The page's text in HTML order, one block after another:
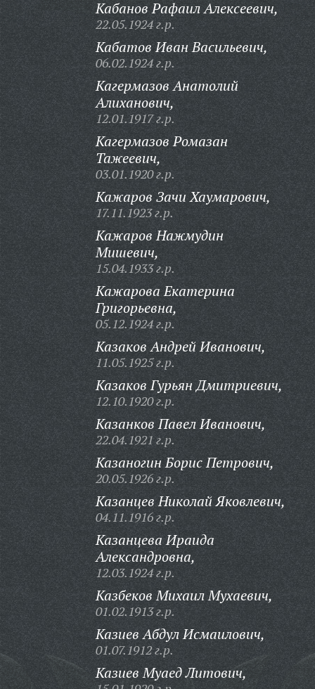
Кабанов Рафаил Алексеевич,
22.05.1924 г.р.
Кабатов Иван Васильевич,
06.02.1924 г.р.
Кагермазов Анатолий
Алиханович,
12.01.1917 г.р.
Кагермазов Ромазан
Тажеевич,
03.01.1920 г.р.
Кажаров Зачи Хаумарович,
17.11.1923 г.р.
Кажаров Нажмудин
Мишевич,
15.04.1933 г.р.
Кажарова Екатерина
Григорьевна,
05.12.1924 г.р.
Казаков Андрей Иванович,
11.05.1925 г.р.
Казаков Гурьян Дмитриевич,
12.10.1920 г.р.
Казанков Павел Иванович,
22.04.1921 г.р.
Казаногин Борис Петрович,
20.05.1926 г.р.
Казанцев Николай Яковлевич,
04.11.1916 г.р.
Казанцева Ираида
Александровна,
12.03.1924 г.р.
Казбеков Михаил Мухаевич,
01.02.1913 г.р.
Казиев Абдул Исмаилович,
01.07.1912 г.р.
Казиев Муаед Литович,